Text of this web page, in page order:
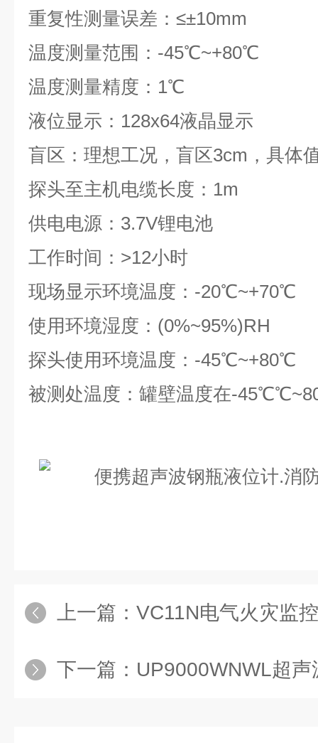
重复性测量误差：≤±10mm
温度测量范围：-45℃~+80℃
温度测量精度：1℃
液位显示：128x64液晶显示
盲区：理想工况，盲区3cm，具体
探头至主机电缆长度：1m
供电电源：3.7V锂电池
工作时间：>12小时
现场显示环境温度：-20℃~+70℃
使用环境湿度：(0%~95%)RH
探头使用环境温度：-45℃~+80℃
被测处温度：罐壁温度在-
上一篇： VC11N电气火灾监控系
下一篇： UP9000WNWL超声波船舶舱